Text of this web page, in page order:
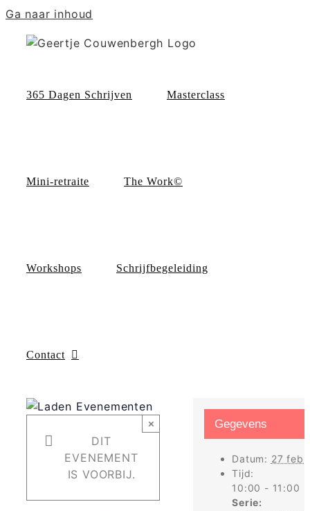
Ga naar inhoud
365 Dagen Schrijven Masterclass
Mini-retraite The Work©
Workshops Schrijfbegeleiding
Contact
DIT
EVENEMENT
IS VOORBIJ.
× Gegevens
Datum: 27
Tijd:
10:00 - 11:00
Serie: